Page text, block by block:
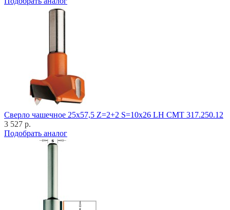
Cверло чашечное 25x57,5 Z=2+2 S=10x26 LH CMT 317.250.12
3 527 р.
Подобрать аналог